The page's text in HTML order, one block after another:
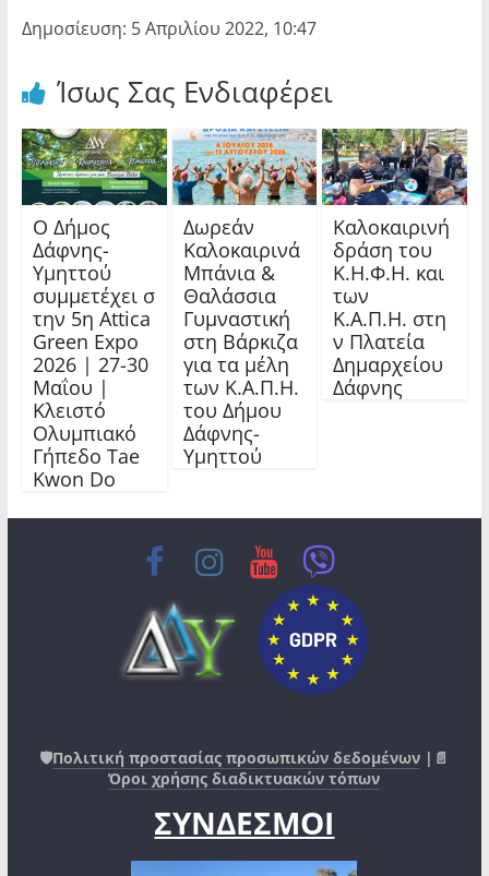
Δημοσίευση: 5 Απριλίου 2022, 10:47
Ίσως Σας Ενδιαφέρει
Ο Δήμος
Δάφνης-
Υμηττού
συμμετέχει σ
την 5η Attica
Green Expo
2026 | 27-30
Μαΐου |
Κλειστό
Ολυμπιακό
Γήπεδο Tae
Kwon Do
Δωρεάν
Καλοκαιρινά
Μπάνια &
Θαλάσσια
Γυμναστική
στη Βάρκιζα
για τα μέλη
των Κ.Α.Π.Η.
του Δήμου
Δάφνης-
Υμηττού
Καλοκαιρινή
δράση του
Κ.Η.Φ.Η. και
των
Κ.Α.Π.Η. στη
ν Πλατεία
Δημαρχείου
Δάφνης
🛡️Πολιτική προστασίας προσωπικών δεδομένων |📄
Όροι χρήσης διαδικτυακών τόπων
ΣΥΝΔΕΣΜΟΙ